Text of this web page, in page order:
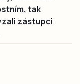
tak
zástupci